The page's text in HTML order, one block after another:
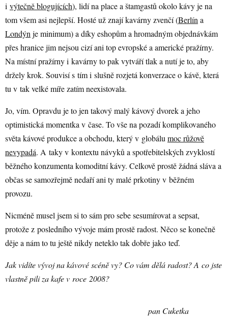
i výtečně blogujících), lidí na place a štamgastů okolo kávy je na
tom všem asi nejlepší. Hosté už znají kavárny zvenčí (Berlín a
Londýn je minimum) a díky eshopům a hromadným objednávkám
přes hranice jim nejsou cizí ani top evropské a americké pražírny.
Na místní pražírny i kavárny to pak vytváří tlak a nutí je to, aby
držely krok. Souvisí s tím i slušně rozjetá konverzace o kávě, která
tu v tak velké míře zatím neexistovala.
Jo, vím. Opravdu je to jen takový malý kávový dvorek a jeho
optimistická momentka v čase. To vše na pozadí komplikovaného
světa kávové produkce a obchodu, který v globálu moc růžově
nevypadá. A taky v kontextu návyků a spotřebitelských zvyklostí
běžného konzumenta komoditní kávy. Celkově prostě žádná sláva a
občas se samozřejmě nedaří ani ty malé prkotiny v běžném
provozu.
Nicméně musel jsem si to sám pro sebe sesumírovat a sepsat,
protože z posledního vývoje mám prostě radost. Něco se konečně
děje a nám to tu ještě nikdy neteklo tak dobře jako teď.
Jak vidíte vývoj na kávové scéně vy? Co vám dělá radost? A co jste
vlastně pili za kafe v roce 2008?
pan Cuketka